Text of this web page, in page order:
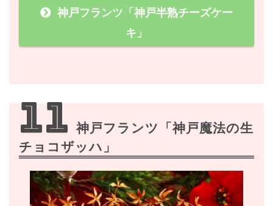
神戸フランツ「神戸半熟チーズケー
キ」
11 神戸フランツ「神戸魔法の生
チョコザッハ」